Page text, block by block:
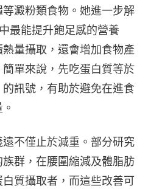
澱粉類食物。她進一步解
最能提升飽足感的營養
量攝取，還會增加食物產
單來說，先吃蛋白質等於
訊號，有助於避免在進食
不僅止於減重。部分研究
群，在腰圍縮減及體脂肪
質攝取者，而這些改善可